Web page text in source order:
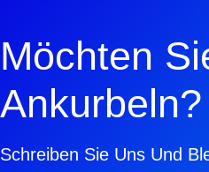
Möchten
Ankurbeln?
Schreiben Sie Uns Und